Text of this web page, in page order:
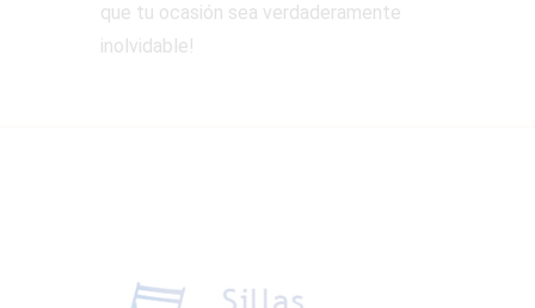
que tu ocasión sea verdaderamente
inolvidable!